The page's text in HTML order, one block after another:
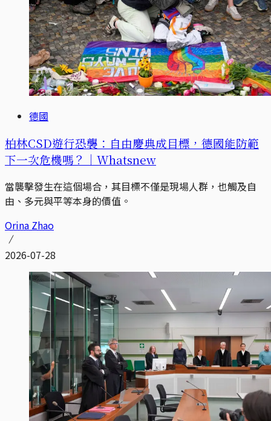
德國
柏林CSD遊行恐襲：自由慶典成目標，德國能防範
下一次危機嗎？｜Whatsnew
當襲擊發生在這個場合，其目標不僅是現場人群，也觸及自
由、多元與平等本身的價值。
Orina Zhao
2026-07-28